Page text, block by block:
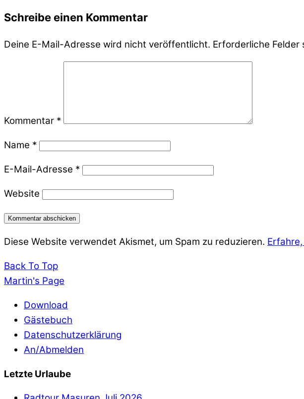
Schreibe einen Kommentar
Deine E-Mail-Adresse wird nicht veröffentlicht. Erforderliche Felder
Kommentar *
Name *
E-Mail-Adresse *
Website
Diese Website verwendet Akismet, um Spam zu reduzieren.
Back To Top
Martin's Page
Download
Gästebuch
Datenschutzerklärung
An/Abmelden
Letzte Urlaube